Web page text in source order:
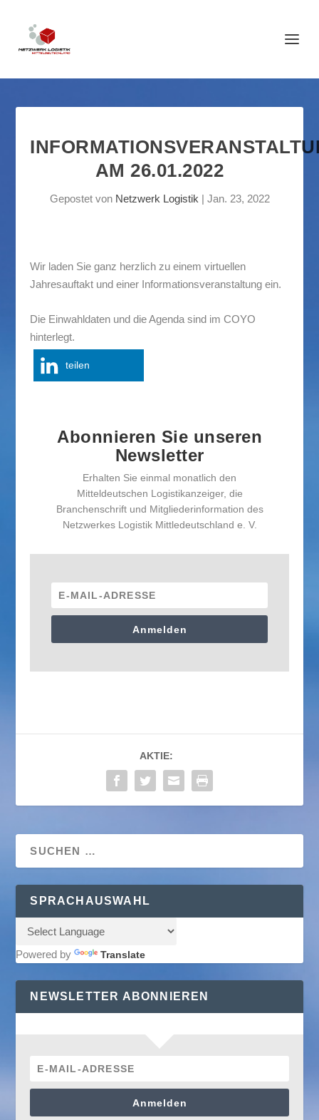
AM 26.01.2022
Gepostet von Netzwerk Logistik | Jan. 23, 2022
Wir laden Sie ganz herzlich zu einemvirtuellen
Jahresauftakt und einer Informationsveranstaltung ein.
Die Einwahldaten und die Agenda sind im COYO
hinterlegt.
teilen
Abonnieren Sie unseren
Newsletter
Erhalten Sie einmal monatlich den
Mitteldeutschen Logistikanzeiger, die
Branchenschrift und Mitgliederinformation des
Netzwerkes Logistik Mittledeutschland e. V.
Anmelden
AKTIE:
SPRACHAUSWAHL
Powered by Translate
NEWSLETTER ABONNIEREN
Anmelden